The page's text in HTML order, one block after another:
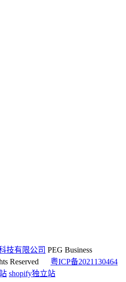
技有限公司 PEG Business
Reserved 粤ICP备2021130464
shopify独立站